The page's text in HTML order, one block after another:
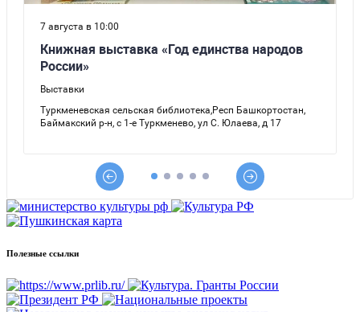
Полезные ссылки